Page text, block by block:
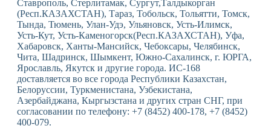
Ставрополь, Стерлитамак, Сургут,Талдыкорган
(Респ.КАЗАХСТАН), Тараз, Тобольск, Тольятти, Томск,
Тында, Тюмень, Улан-Удэ, Ульяновск, Усть-Илимск,
Усть-Кут, Усть-Каменогорск(Респ.КАЗАХСТАН), Уфа,
Хабаровск, Ханты-Мансийск, Чебоксары, Челябинск,
Чита, Шадринск, Шымкент, Южно-Сахалинск, г. ЮРГА,
Ярославль, Якутск и другие города. ИС-168
доставляется во все города Республики Казахстан,
Белоруссии, Туркменистана, Узбекистана,
Азербайджана, Кыргызстана и других стран СНГ, при
согласовании по телефону: +7 (8452) 400-178, +7 (8452)
400-079.